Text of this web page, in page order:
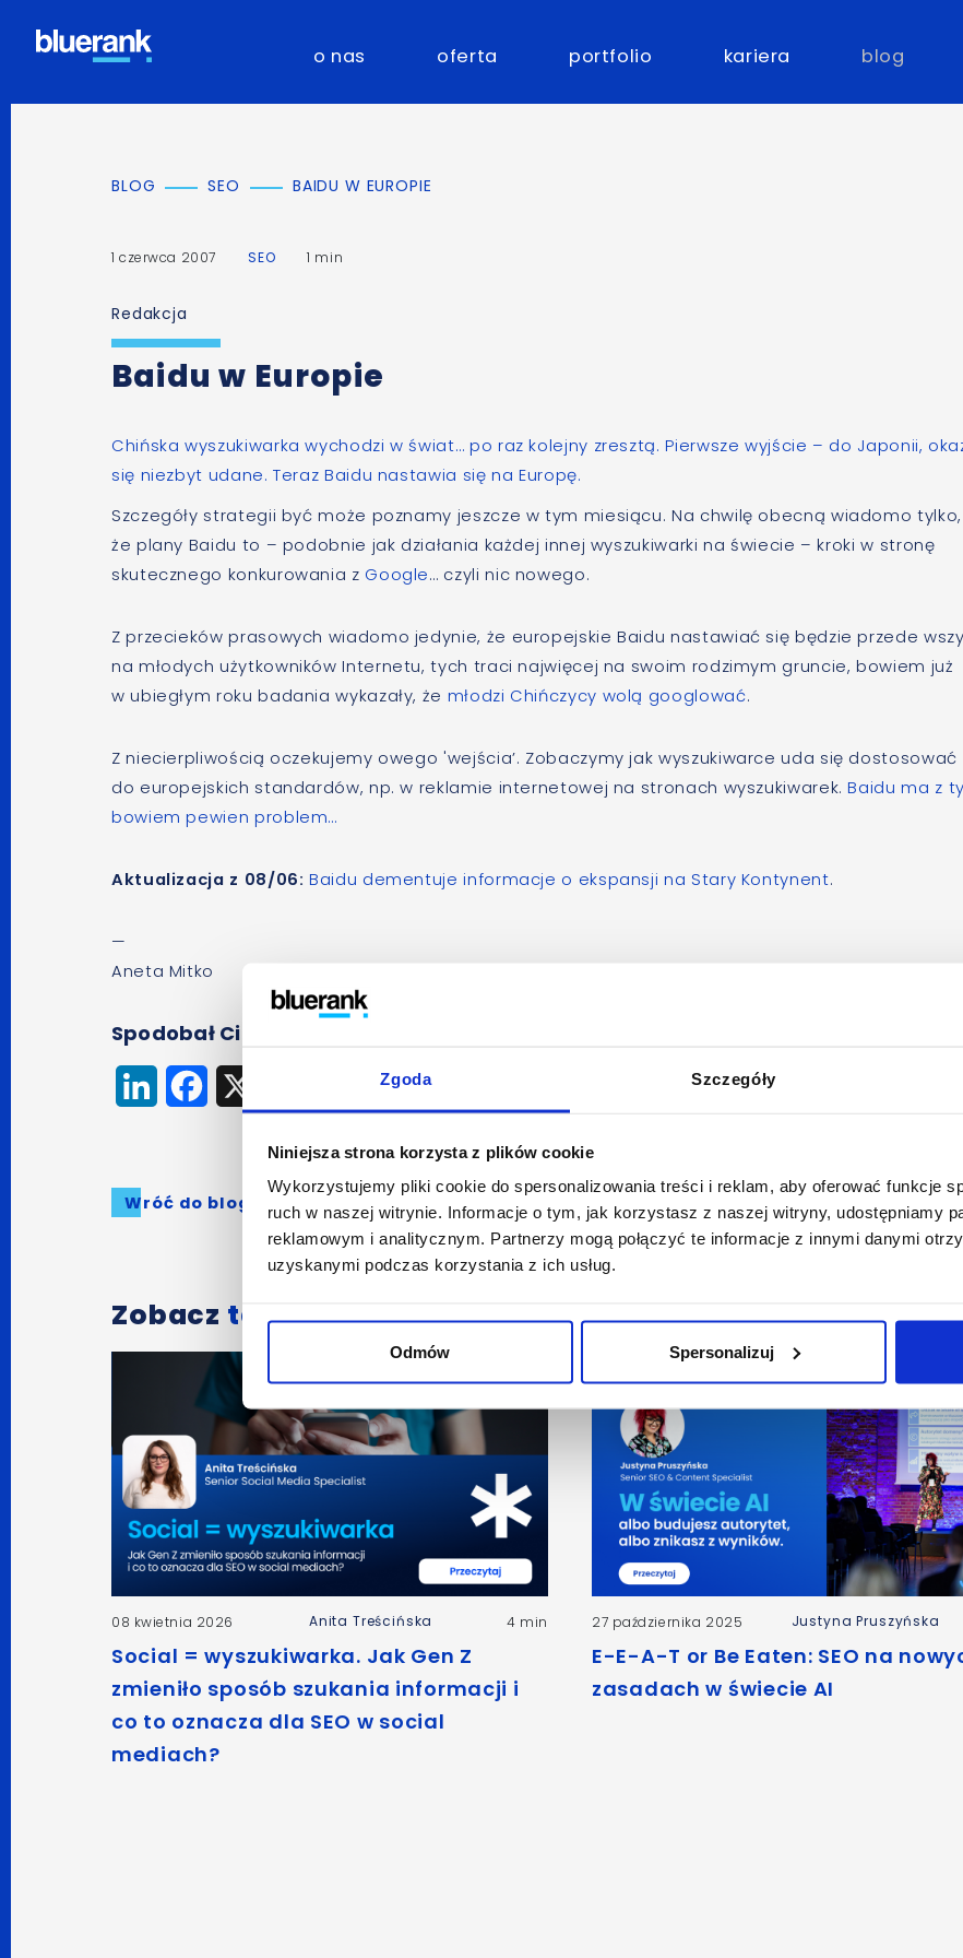
Zgoda Szczegóły
Niniejsza strona korzysta z plików cookie
Wykorzystujemy pliki cookie do spersonalizowania treści i reklam, aby oferować funkcje
ruch w naszej witrynie. Informacje o tym, jak korzystasz z naszej witryny, udostępniamy
reklamowym i analitycznym. Partnerzy mogą połączyć te informacje z innymi danymi
uzyskanymi podczas korzystania z ich usług.
Odmów Spersonalizuj
o nas oferta portfolio kariera blog
BLOG SEO BAIDU W EUROPIE
1 czerwca 2007 SEO 1 min
Redakcja
Baidu w Europie
Chińska wyszukiwarkawychodzi w świat… po raz kolejny zresztą. Pierwszewyjście – do Japonii,
się niezbyt udane. TerazBaidu nastawia się na Europę.
Szczegóły strategii być może poznamy jeszcze w tym miesiącu. Na chwilę obecną wiadomo tylko,
że plany Baidu to – podobnie jak działania każdej innej wyszukiwarki na świecie – kroki w stronę
skutecznego konkurowania z Google… czyli nic nowego.
Z przecieków prasowych wiadomo jedynie, że europejskie Baidu nastawiać się będzie przede
na młodych użytkowników Internetu, tych traci najwięcej na swoim rodzimym gruncie, bowiem już
w ubiegłym roku badania wykazały, że młodzi Chińczycy wolą googlować.
Z niecierpliwością oczekujemy owego 'wejścia’. Zobaczymy jak wyszukiwarce uda się dostosować
do europejskich standardów, np. w reklamie internetowej na stronach wyszukiwarek.Baidu ma z
bowiem pewien problem…
Aktualizacja z 08/06: Baidu dementuje informacje o ekspansji na Stary Kontynent.
—
Aneta Mitko
Spodobał Ci się artykuł? Udostępnij go:
LinkedInFacebook
Wróć do bloga
Zobacz także:
08 kwietnia 2026 Anita Treścińska 4 min
Social = wyszukiwarka. Jak Gen Z
zmieniło sposób szukania informacji i
co to oznacza dla SEO w social
mediach?
27 października 2025 Justyna Pruszyńska
E-E-A-T or Be Eaten: SEO na
zasadach w świecie AI